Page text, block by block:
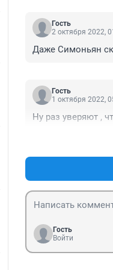
Гость
2 октября 2022,
Даже Симоньян
Гость
1 октября 2022,
Ну раз уверяют ,
Гость
Войти